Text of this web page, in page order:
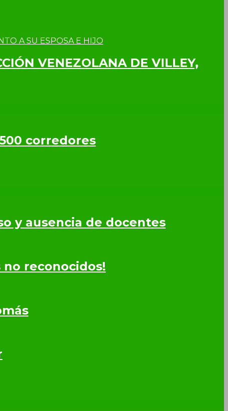
VENEZOLANA DE VILLEY,
corredores
y ausencia de docentes
reconocidos!